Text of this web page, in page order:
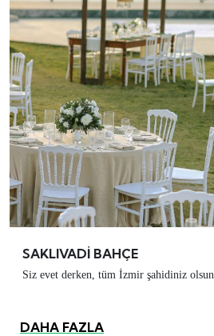
SAKLIVADİ BAHÇE
Siz evet derken, tüm İzmir şahidiniz olsun.
DAHA FAZLA